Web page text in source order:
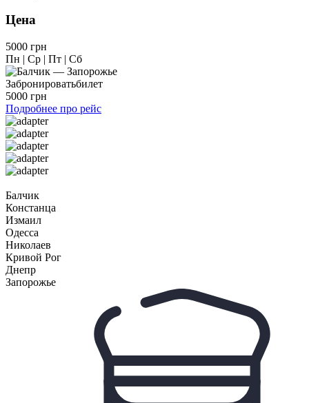
Цена
5000 грн
Пн | Ср | Пт | Сб
Забронироватьбилет
5000 грн
Подробнее про рейс
Балчик
Констанца
Измаил
Одесса
Николаев
Кривой Рог
Днепр
Запорожье